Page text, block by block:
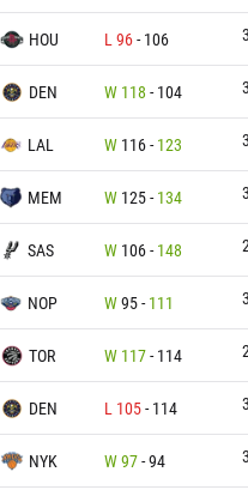
HOU L 96- 106
DEN W 118 - 104
LAL W 116- 123
MEM W 125- 134
SAS W 106- 148
NOP W95- 111
TOR W 117- 114
DEN L 105- 114
NYK W97-94